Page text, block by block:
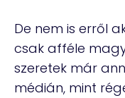
De nem is erről
csak afféle
szeretek már
médián, mint